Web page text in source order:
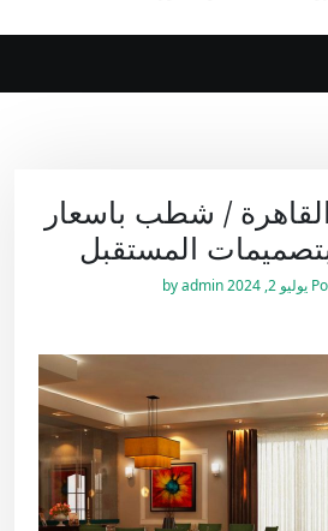
/ شطب باسعار
المستقبل
يوليو 2, 2024 by
admin